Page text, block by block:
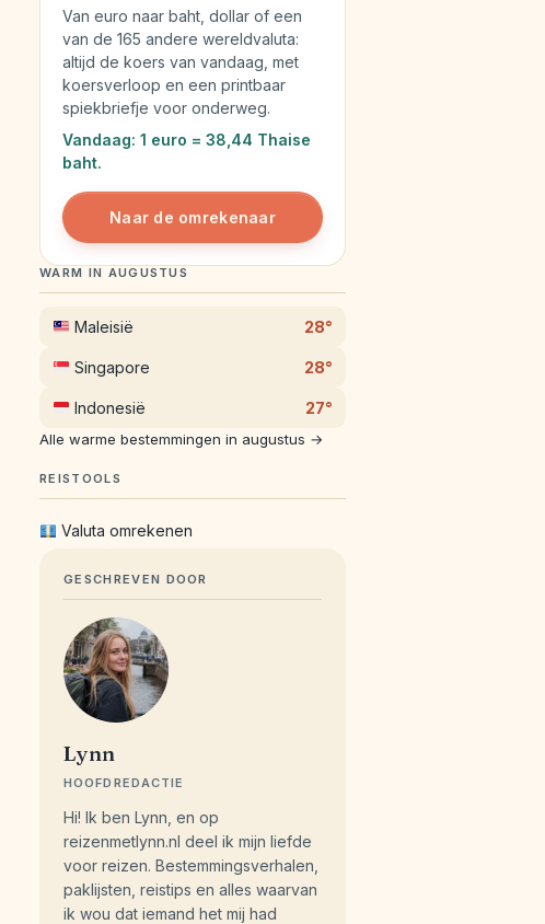
Van euro naar baht, dollar of een
van de 165 andere wereldvaluta:
altijd de koers van vandaag, met
koersverloop en een printbaar
spiekbriefje voor onderweg.
Vandaag: 1 euro = 38,44 Thaise
baht.
Naar de omrekenaar
WARM IN AUGUSTUS
Maleisië 28°
Singapore 28°
Indonesië 27°
Alle warme bestemmingen in augustus →
REISTOOLS
Valuta omrekenen
GESCHREVEN DOOR
Lynn
HOOFDREDACTIE
Hi! Ik ben Lynn, en op
reizenmetlynn.nl deel ik mijn liefde
voor reizen. Bestemmingsverhalen,
paklijsten, reistips en alles waarvan
ik wou dat iemand het mij had